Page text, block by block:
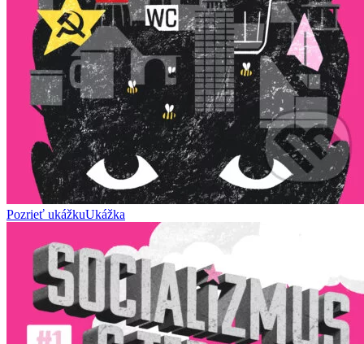
Pozrieť ukážkuUkážka